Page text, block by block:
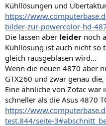
Kühllösungen und
https://
bilder-zur-powercolor-hd-
Die lassen aber leider noch
Kühllösung ist auch nicht
gleich rausgeblasen wird...
Wenn die neuen 4870 aber
GTX260 und zwar genau
Eine ähnliche von Zotac war
schneller als die Asus 4870
https://
test.844/seite-